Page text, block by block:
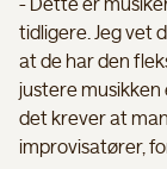
- Dette er
tidligere. Jeg vet
at de har den
justere
det krever at
improvisatører,